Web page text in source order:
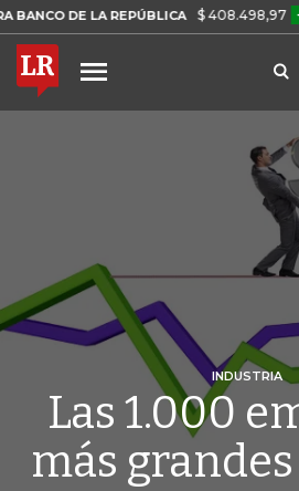
LA REPÚBLICA $ 408.498,97 +$ 8.753,81
INDUSTRIA
Las 1.000
más